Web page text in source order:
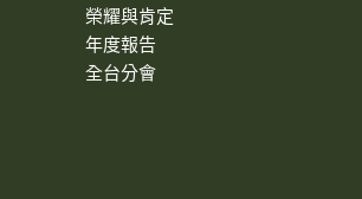
榮耀與肯定
年度報告
全台分會